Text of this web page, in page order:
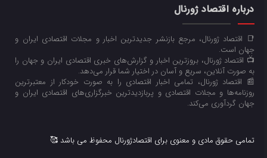
درباره اقتصاد ژورنال
📑 اقتصاد ژورنال، مرجع بازنشر جدیدترین اخبار و مجلات اقتصادی ایران و
جهان است.
📺 اقتصاد ژورنال، بروزترین اخبار و گزارش‌های خبری اقتصادی ایران و جهان را
به صورت آنلاین، سریع و آسان در اختیار شما قرار می‌‌دهد.
📰 اقتصاد ژورنال، تمامی اخبار اقتصادی را به صورت خودکار از معتبرترین
روزنامه‌ها و مجلات اقتصادی و پربازدیدترین خبرگزاری‌های اقتصادی ایران و
جهان گردآوری می‌کند.
تمامی حقوق مادی و معنوی برای اقتصادژورنال محفوظ می باشد 🥰